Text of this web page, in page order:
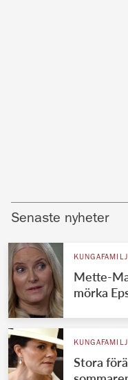
Senaste nyheter
Mette-
mörka
Stora